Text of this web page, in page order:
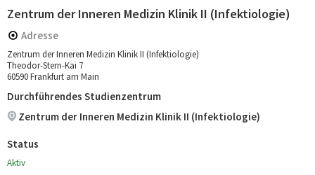
Zentrum der Inneren Medizin Klinik II (Infektiologie)
Adresse
Zentrum der Inneren Medizin Klinik II (Infektiologie)
Theodor-Stern-Kai 7
60590 Frankfurt am Main
Durchführendes Studienzentrum
Zentrum der Inneren Medizin Klinik II (Infektiologie)
Status
Aktiv